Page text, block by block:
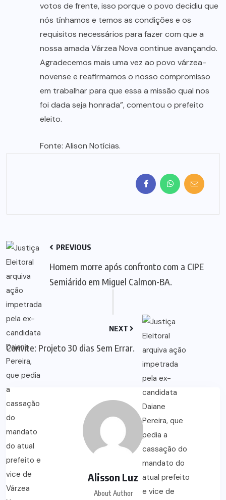
votos de frente, isso porque o povo decidiu que
nós tínhamos e temos as condições e os
requisitos necessários para fazer com que a
nossa amada Várzea Nova continue avançando.
Agradecemos mais uma vez ao povo várzea-
novense e reafirmamos o nosso compromisso
em trabalhar para que essa a missão qual nos
foi dada seja honrada”, comentou o prefeito
eleito.
Fonte: Alison Notícias.
PREVIOUS
Homem morre após confronto com a CIPE
Semiárido em Miguel Calmon-BA.
NEXT
Convite: Projeto 30 dias Sem Errar.
Alisson Luz
About Author